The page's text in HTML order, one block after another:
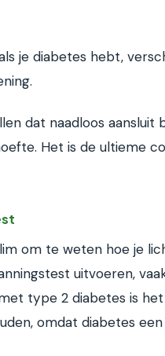
je diabetes hebt,
dat naadloos aansluit
Het is de ultieme
om te weten hoe je
uitvoeren,
type 2 diabetes is
omdat diabetes